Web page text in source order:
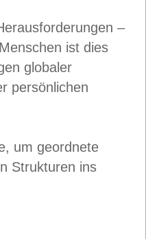
–
ist dies
globaler
persönlichen
um geordnete
Strukturen ins